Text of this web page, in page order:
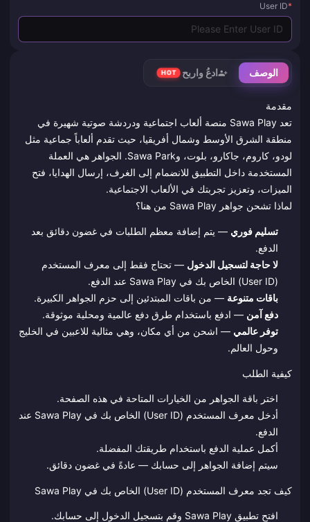
الوصف ادعُ واربح HOT
مقدمة
تعد Sawa Play منصة ألعاب اجتماعية ودردشة صوتية شهيرة في
منطقة الشرق الأوسط وشمال أفريقيا، حيث تقدم ألعاباً جماعية مثل
لودو، كاروم، جاكارو، بلوت، وSawa Park. الجواهر هي العملة
المستخدمة داخل التطبيق للانضمام إلى الغرف، إرسال الهدايا، فتح
الميزات، وتعزيز تجربتك في الألعاب الاجتماعية.
لماذا تشحن جواهر Sawa Play من هنا؟
تسليم فوري — يتم إضافة معظم الطلبات في غضون دقائق بعد
الدفع.
لا حاجة لتسجيل الدخول — تحتاج فقط إلى معرف المستخدم
(User ID) الخاص بك في Sawa Play عند الدفع.
باقات متنوعة — من باقات المبتدئين إلى حزم الجواهر الكبيرة.
دفع آمن — ادفع باستخدام طرق دفع عالمية ومحلية موثوقة.
توفر عالمي — اشحن من أي مكان، وهي مثالية للاعبين في الخليج
وحول العالم.
كيفية الطلب
اختر باقة الجواهر من الخيارات المتاحة في هذه الصفحة.
أدخل معرف المستخدم (User ID) الخاص بك في Sawa Play عند
الدفع.
أكمل عملية الدفع باستخدام طريقتك المفضلة.
سيتم إضافة الجواهر إلى حسابك — عادةً في غضون دقائق.
كيف تجد معرف المستخدم (User ID) الخاص بك في Sawa Play
افتح تطبيق Sawa Play وقم بتسجيل الدخول إلى حسابك.
*
User ID